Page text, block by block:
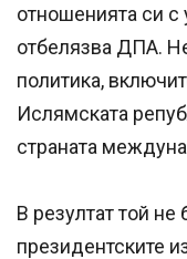
отношенията си
отбелязва ДПА.
политика,
Ислямската
страната
В резултат той не
президентските